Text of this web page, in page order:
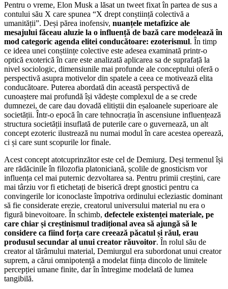
Pentru o vreme, Elon Musk a lăsat un tweet fixat în partea de sus a
contului său X care spunea “X drept conștiință colectivă a
umanității”. Deși părea inofensiv, nuanțele metafizice ale
mesajului făceau aluzie la o influență de bază care modelează în
mod categoric agenda elitei conducătoare: ezoterismul. În timp
ce ideea unei conștiințe colective este adesea examinată printr-o
optică exoterică în care este analizată aplicarea sa de suprafață la
nivel sociologic, dimensiunile mai profunde ale conceptului oferă o
perspectivă asupra motivelor din spatele a ceea ce motivează elita
conducătoare. Puterea abordată din această perspectivă de
cunoaștere mai profundă își vădește complexul de a se crede
dumnezei, de care dau dovadă elitiștii din eșaloanele superioare ale
societății. Într-o epocă în care tehnocrația în ascensiune influențează
structura societății insuflată de puterile care o guvernează, un alt
concept ezoteric ilustrează nu numai modul în care acestea operează,
ci și care sunt scopurile lor finale.
Acest concept atotcuprinzător este cel de Demiurg. Deși termenul își
are rădăcinile în filozofia platoniciană, școlile de gnosticism vor
influența cel mai puternic dezvoltarea sa. Pentru primii creștini, care
mai târziu vor fi etichetați de biserică drept gnostici pentru ca
convingerile lor iconoclaste împotriva ordinului ecleziastic dominant
să fie considerate erezie, creatorul universului material nu era o
figură binevoitoare. În schimb, defectele existenței materiale, pe
care chiar și creștinismul tradițional avea să ajungă să le
considere ca fiind forța care creează păcatul și răul, erau
produsul secundar al unui creator răuvoitor. În rolul său de
creator al tărâmului material, Demiurgul era subordonat unui creator
suprem, a cărui omnipotență a modelat ființa dincolo de limitele
percepției umane finite, dar în întregime modelată de lumea
tangibilă.